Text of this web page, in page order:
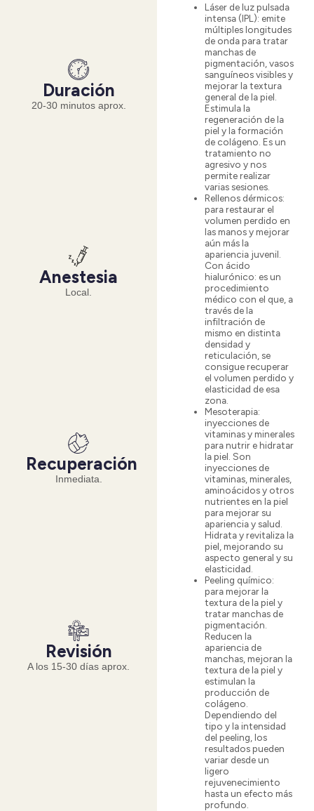
Duración
20-30 minutos aprox.
Anestesia
Local.
Recuperación
Inmediata.
Revisión
A los 15-30 días aprox.
Láser de luz pulsada
intensa (IPL): emite
múltiples longitudes
de onda para tratar
manchas de
pigmentación, vasos
sanguíneos visibles y
mejorar la textura
general de la piel.
Estimula la
regeneración de la
piel y la formación
de colágeno. Es un
tratamiento no
agresivo y nos
permite realizar
varias sesiones.
Rellenos dérmicos:
para restaurar el
volumen perdido en
las manos y mejorar
aún más la
apariencia juvenil.
Con ácido
hialurónico: es un
procedimiento
médico con el que, a
través de la
infiltración de
mismo en distinta
densidad y
reticulación, se
consigue recuperar
el volumen perdido y
elasticidad de esa
zona.
Mesoterapia:
inyecciones de
vitaminas y minerales
para nutrir e hidratar
la piel. Son
inyecciones de
vitaminas, minerales,
aminoácidos y otros
nutrientes en la piel
para mejorar su
apariencia y salud.
Hidrata y revitaliza la
piel, mejorando su
aspecto general y su
elasticidad.
Peeling químico:
para mejorar la
textura de la piel y
tratar manchas de
pigmentación.
Reducen la
apariencia de
manchas, mejoran la
textura de la piel y
estimulan la
producción de
colágeno.
Dependiendo del
tipo y la intensidad
del peeling, los
resultados pueden
variar desde un
ligero
rejuvenecimiento
hasta un efecto más
profundo.